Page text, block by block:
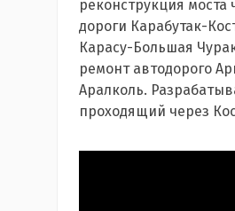
реконструкция
дороги Карабутак-
Карасу-Большая
ремонт автодорого
Аралколь.
проходящий через